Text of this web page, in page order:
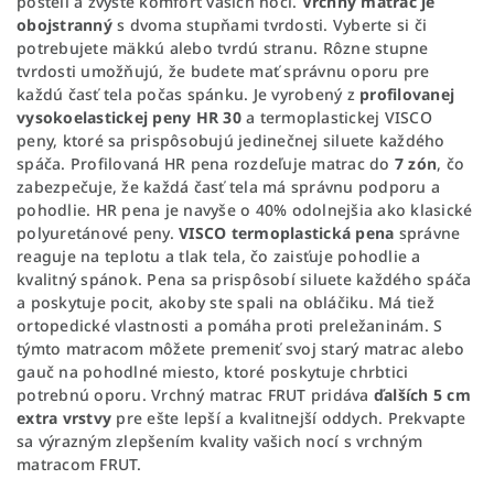
obojstrannýs dvoma stupňami tvrdosti. Vyberte si či
potrebujete mäkkú alebo tvrdú stranu. Rôzne stupne
tvrdosti umožňujú, že budete mať správnu oporu pre
každú časť tela počas spánku. Je vyrobený z profilovanej
vysokoelastickej peny HR 30a termoplastickej VISCO
peny, ktoré sa prispôsobujú jedinečnej siluete každého
spáča. Profilovaná HR pena rozdeľuje matrac do 7 zón, čo
zabezpečuje, že každá časť tela má správnu podporu a
pohodlie. HR pena je navyše o 40% odolnejšia ako klasické
polyuretánové peny. VISCO termoplastická pena správne
reaguje na teplotu a tlak tela, čo zaisťuje pohodlie a
kvalitný spánok. Pena sa prispôsobí siluete každého spáča
a poskytuje pocit, akoby ste spali na obláčiku. Má tiež
ortopedické vlastnosti a pomáha proti preležaninám. S
týmto matracom môžete premeniť svoj starý matrac alebo
gauč na pohodlné miesto, ktoré poskytuje chrbtici
potrebnú oporu. Vrchný matrac FRUT pridáva ďalších 5 cm
extra vrstvy pre ešte lepší a kvalitnejší oddych. Prekvapte
sa výrazným zlepšením kvality vašich nocí s vrchným
matracom FRUT.